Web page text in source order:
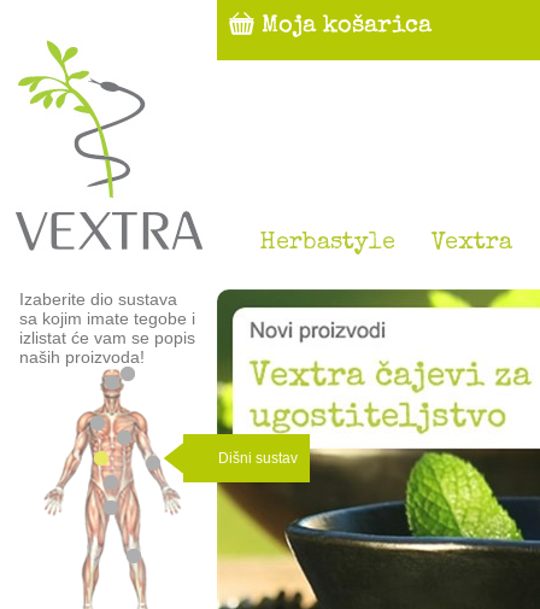
Herbastyle Vextra
Izaberite dio sustava
sa kojim imate tegobe i
izlistat će vam se popis
naših proizvoda!
Dišni sustav